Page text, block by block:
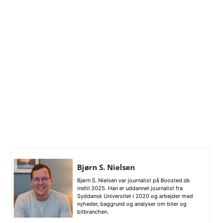
Bjørn S. Nielsen
Bjørn S. Nielsen var journalist på Boosted.dk
indtil 2025. Han er uddannet journalist fra
Syddansk Universitet i 2020 og arbejder med
nyheder, baggrund og analyser om biler og
bilbranchen.